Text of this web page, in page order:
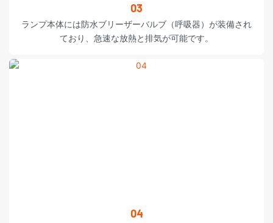
03
ランプ本体には防水ブリーザーバルブ（呼吸器）が装備され
ており、急速な放熱と排気が可能です。
04